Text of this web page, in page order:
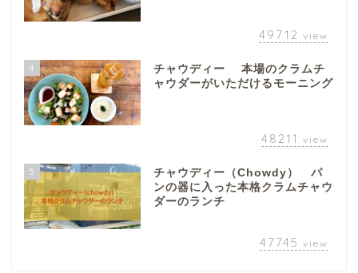
49712 view
4
チャウディー 本場のクラムチ
ャウダーがいただけるモーニング
48211 view
5
チャウディー（Chowdy） パ
ンの器に入った本格クラムチャウ
ダーのランチ
47745 view